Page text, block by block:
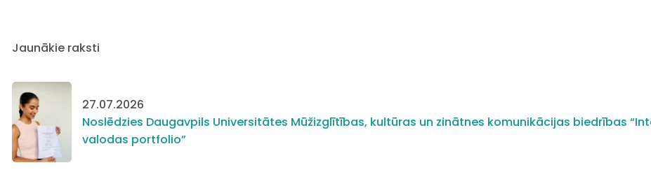
Jaunākie raksti
27.07.2026
Noslēdzies Daugavpils Universitātes Mūžizglītības, kultūras un zinātnes komunikācijas biedrības
valodas portfolio”